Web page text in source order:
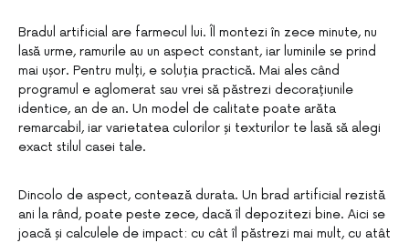
Bradul artificial are farmecul lui. Îl montezi în zece minute, nu
lasă urme, ramurile au un aspect constant, iar luminile se prind
mai ușor. Pentru mulți, e soluția practică. Mai ales când
programul e aglomerat sau vrei să păstrezi decorațiunile
identice, an de an. Un model de calitate poate arăta
remarcabil, iar varietatea culorilor și texturilor te lasă să alegi
exact stilul casei tale.
Dincolo de aspect, contează durata. Un brad artificial rezistă
ani la rând, poate peste zece, dacă îl depozitezi bine. Aici se
joacă și calculele de impact: cu cât îl păstrezi mai mult, cu atât